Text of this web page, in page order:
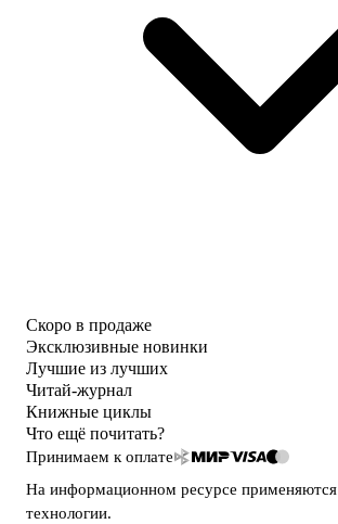
Скоро в продаже
Эксклюзивные новинки
Лучшие из лучших
Читай-журнал
Книжные циклы
Что ещё почитать?
Принимаем к оплате
На информационном ресурсе применяются
технологии.